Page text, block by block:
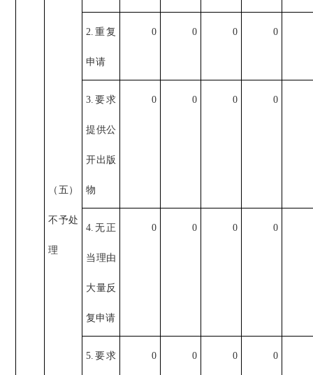
（五）
不予处
理
2.重复
申请
0 0 0 0
3.要求
提供公
开出版
物
0 0 0 0
4.无正
当理由
大量反
复申请
0 0 0 0
5.要求 0 0 0 0